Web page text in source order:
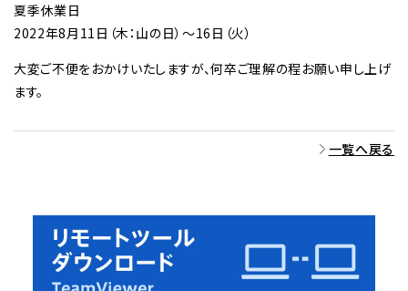
夏季休業日
2022年8月11日（木：山の日）～16日（火）
大変ご不便をおかけいたしますが、何卒ご理解の程お願い申し上げ
ます。
一覧へ戻る